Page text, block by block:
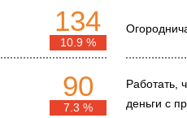
134
10.9 %
90
7.3 %
Работать,
деньги с